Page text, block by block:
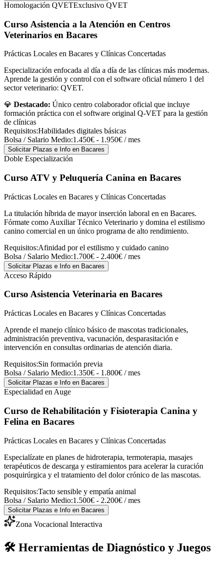
Homologación QVETExclusivo QVET
Curso Asistencia a la Atención en Centros
Veterinarios en Bacares
Prácticas Locales en Bacares y Clínicas Concertadas
Especialización enfocada al día a día de las clínicas más modernas.
Aprende la gestión y control con el software oficial número 1 del
sector veterinario: QVET.
💎 Destacado: Único centro colaborador oficial que incluye
formación práctica con el software original Q-VET para la gestión
de clínicas
Requisitos:Habilidades digitales básicas
Bolsa / Salario Medio:1.450€ - 1.950€ / mes
Solicitar Plazas e Info en Bacares
Doble Especialización
Curso ATV y Peluquería Canina en Bacares
Prácticas Locales en Bacares y Clínicas Concertadas
La titulación híbrida de mayor inserción laboral en en Bacares.
Fórmate como Auxiliar Técnico Veterinario y domina el estilismo
canino comercial en un único programa de alto rendimiento.
Requisitos:Afinidad por el estilismo y cuidado canino
Bolsa / Salario Medio:1.700€ - 2.400€ / mes
Solicitar Plazas e Info en Bacares
Acceso Rápido
Curso Asistencia Veterinaria en Bacares
Prácticas Locales en Bacares y Clínicas Concertadas
Aprende el manejo clínico básico de mascotas tradicionales,
administración preventiva, vacunación, desparasitación e
intervención en consultas ordinarias de atención diaria.
Requisitos:Sin formación previa
Bolsa / Salario Medio:1.350€ - 1.800€ / mes
Solicitar Plazas e Info en Bacares
Especialidad en Auge
Curso de Rehabilitación y Fisioterapia Canina y
Felina en Bacares
Prácticas Locales en Bacares y Clínicas Concertadas
Especialízate en planes de hidroterapia, termoterapia, masajes
terapéuticos de descarga y estiramientos para acelerar la curación
posquirúrgica y el tratamiento del dolor crónico de las mascotas.
Requisitos:Tacto sensible y empatía animal
Bolsa / Salario Medio:1.500€ - 2.200€ / mes
Solicitar Plazas e Info en Bacares
Zona Vocacional Interactiva
🛠️ Herramientas de Diagnóstico y Juegos